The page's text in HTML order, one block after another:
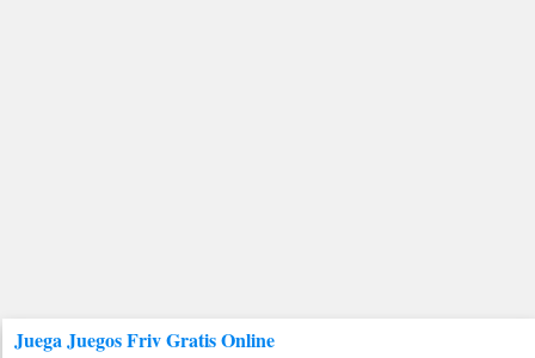
Juega Juegos Friv Gratis Online